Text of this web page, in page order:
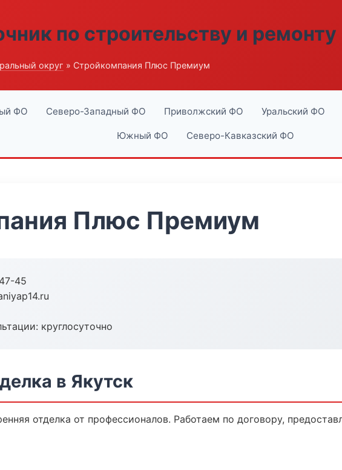
по строительству и ремонту
округ » Стройкомпания Плюс Премиум
ФО Северо-Западный ФО Приволжский ФО Уральский ФО
Южный ФО Северо-Кавказский ФО
Плюс Премиум
45
круглосуточно
в Якутск
отделка от профессионалов. Работаем по договору,